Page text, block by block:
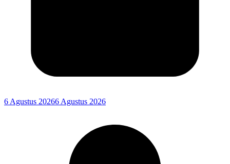
6 Agustus 20266 Agustus 2026